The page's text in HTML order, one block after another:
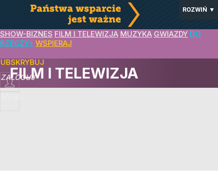
ROZWIŃ ▼
SHOW-BIZNES FILM I TELEWIZJA MUZYKA GWIAZDY DO
RZECZY+ WSPIERAJ
ZALOGUJ
FILM I TELEWIZJA